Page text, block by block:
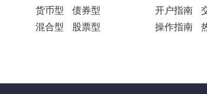
货币型
债券型
混合型
股票型
开户指南
操作指南